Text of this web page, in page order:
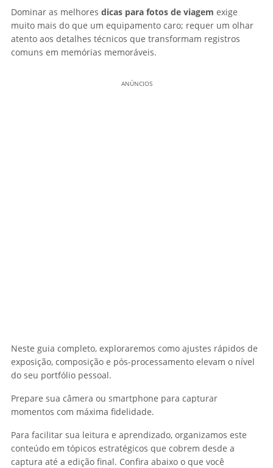
Dominar as melhores dicas para fotos de viagem exige
muito mais do que um equipamento caro; requer um olhar
atento aos detalhes técnicos que transformam registros
comuns em memórias memoráveis.
ANÚNCIOS
Neste guia completo, exploraremos como ajustes rápidos de
exposição, composição e pós-processamento elevam o nível
do seu portfólio pessoal.
Prepare sua câmera ou smartphone para capturar
momentos com máxima fidelidade.
Para facilitar sua leitura e aprendizado, organizamos este
conteúdo em tópicos estratégicos que cobrem desde a
captura até a edição final. Confira abaixo o que você